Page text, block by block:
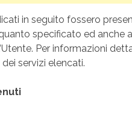
in seguito fossero
specificato ed anche
Per informazioni
servizi elencati.